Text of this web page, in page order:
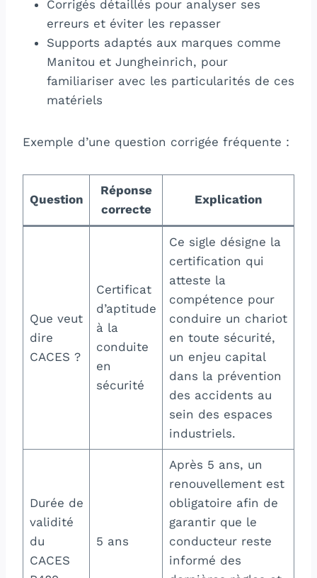
Corrigés détaillés pour analyser ses
erreurs et éviter les repasser
Supports adaptés aux marques comme
Manitou et Jungheinrich, pour
familiariser avec les particularités de ces
matériels
Exemple d’une question corrigée fréquente :
Question
Réponse
correcte
Explication
Que veut
dire
CACES ?
Certificat
d’aptitude
à la
conduite
en
sécurité
Ce sigle désigne la
certification qui
atteste la
compétence pour
conduire un chariot
en toute sécurité,
un enjeu capital
dans la prévention
des accidents au
sein des espaces
industriels.
Durée de
validité
du
CACES
5 ans
Après 5 ans, un
renouvellement est
obligatoire afin de
garantir que le
conducteur reste
informé des